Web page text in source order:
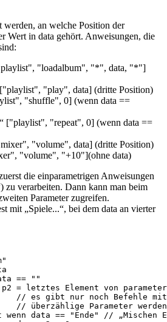
werden, an welche Position der
Wert in data gehört. Anweisungen, die
"loadalbum", "*", data, "*"]
"play", data] (dritte Position)
"shuffle", 0] (wenn data ==
["playlist", "repeat", 0] (wenn data ==
"volume", data] (dritte Position)
"volume", "+10"](ohne data)
die einparametrigen Anweisungen
zu verarbeiten. Dann kann man beim
Parameter zugreifen.
mit „Spiele...“, bei dem data an vierter